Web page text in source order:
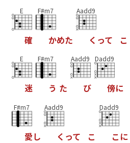
E
確
F#m7
かめた
Aadd9
く って こ
E
迷
F#m7
う た
Aadd9
び
Dadd9
傍に
F#m7
愛し
Aadd9
く って こ
Dadd9
こ に